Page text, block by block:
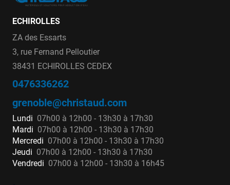
ECHIROLLES
ZA des Essarts
3, rue Fernand Pelloutier
38431 ECHIROLLES CEDEX
0476336262
grenoble@christaud.com
Lundi 07h00 à 12h00 - 13h30 à 17h30
Mardi 07h00 à 12h00 - 13h30 à 17h30
Mercredi 07h00 à 12h00 - 13h30 à 17h30
Jeudi 07h00 à 12h00 - 13h30 à 17h30
Vendredi 07h00 à 12h00 - 13h30 à 16h45